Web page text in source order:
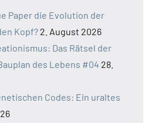
Paper die Evolution der
Kopf? 2. August 2026
Das Rätsel der
des Lebens #04 28.
Codes: Ein uraltes